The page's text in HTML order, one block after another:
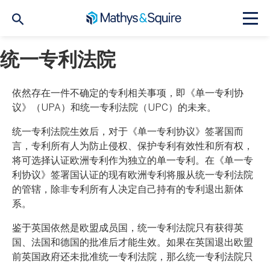
统一专利法院
依然存在一件不确定的专利相关事项，即《单一专利协
议》（UPA）和统一专利法院（UPC）的未来。
统一专利法院生效后，对于《单一专利协议》签署国而
言，专利所有人为防止侵权、保护专利有效性和所有权，
将可选择认证欧洲专利作为独立的单一专利。在《单一专
利协议》签署国认证的现有欧洲专利将服从统一专利法院
的管辖，除非专利所有人决定自己持有的专利退出新体
系。
鉴于英国依然是欧盟成员国，统一专利法院只有获得英
国、法国和德国的批准后才能生效。如果在英国退出欧盟
前英国政府还未批准统一专利法院，那么统一专利法院只